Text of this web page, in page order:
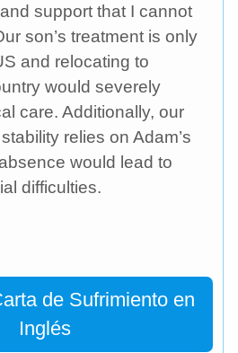
support that I cannot
son’s treatment is only
and relocating to
would severely
care. Additionally, our
relies on Adam’s
would lead to
difficulties.
de Sufrimiento en
Inglés